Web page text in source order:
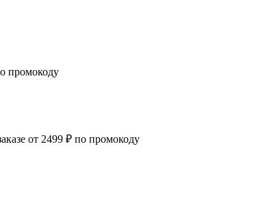
промокоду
от 2499 ₽ по промокоду